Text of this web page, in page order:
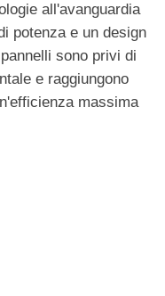
all'avanguardia
potenza e un design
sono privi di
e raggiungono
massima